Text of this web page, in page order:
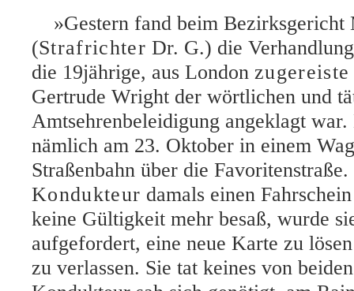
»Gestern fand beim Bezirksgericht
(Strafrichter Dr. G.) die
die 19jährige, aus London zugereiste
Gertrude Wright der wörtlichen und
Amtsehrenbeleidigung angeklagt
nämlich am 23. Oktober in einem
Straßenbahn über die
Kondukteur damals einen
keine Gültigkeit mehr besaß, wurde
aufgefordert, eine neue Karte zu
zu verlassen. Sie tat keines von